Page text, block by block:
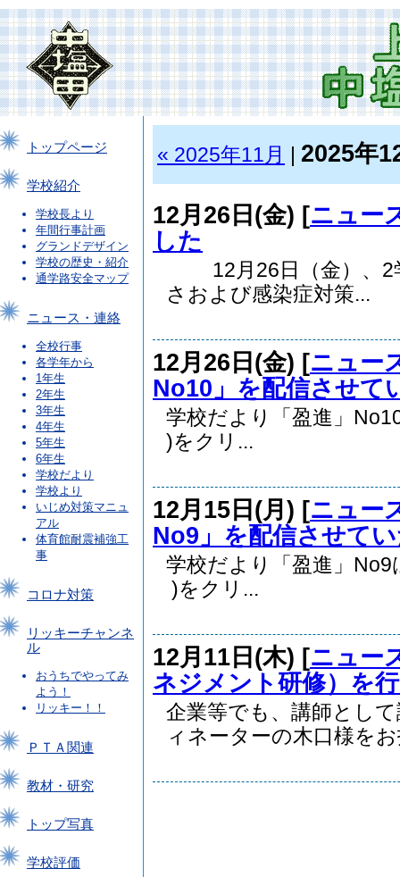
トップページ
学校紹介
学校長より
年間行事計画
グランドデザイン
学校の歴史・紹介
通学路安全マップ
ニュース・連絡
全校行事
各学年から
1年生
2年生
3年生
4年生
5年生
6年生
学校だより
学校より
いじめ対策マニュ
アル
体育館耐震補強工
事
コロナ対策
リッキーチャンネ
ル
おうちでやってみ
よう！
リッキー！！
ＰＴＡ関連
教材・研究
トップ写真
学校評価
« 2025年11月 2025年
12月26日(金) [ニュー
した
12月26日（金）、2
さおよび感染症対策...
12月26日(金) [ニュー
No10」を配信させて
学校だより「盈進」
)をクリ...
12月15日(月) [ニュー
No9」を配信させて
学校だより「盈進」
)をクリ...
12月11日(木) [ニュー
ネジメント研修）を
企業等でも、講師とし
ィネーターの木口様を